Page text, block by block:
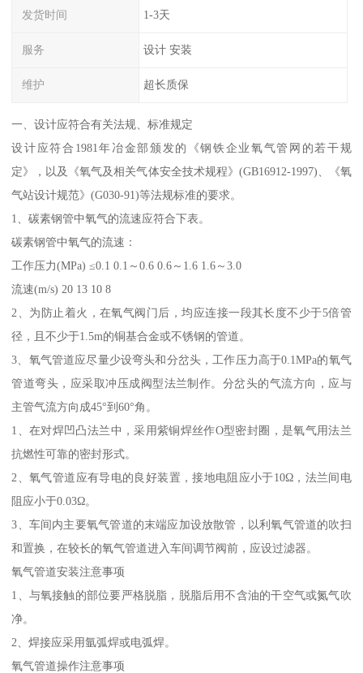
发货时间 1-3天
服务 设计 安装
维护 超长质保
一、设计应符合有关法规、标准规定
设计应符合1981年冶金部颁发的《钢铁企业氧气管网的若干规
定》，以及《氧气及相关气体安全技术规程》(GB16912-1997)、《氧
气站设计规范》(G030-91)等法规标准的要求。
1、碳素钢管中氧气的流速应符合下表。
碳素钢管中氧气的流速：
工作压力(MPa) ≤0.1 0.1～0.6 0.6～1.6 1.6～3.0
流速(m/s) 20 13 10 8
2、为防止着火，在氧气阀门后，均应连接一段其长度不少于5倍管
径，且不少于1.5m的铜基合金或不锈钢的管道。
3、氧气管道应尽量少设弯头和分岔头，工作压力高于0.1MPa的氧气
管道弯头，应采取冲压成阀型法兰制作。分岔头的气流方向，应与
主管气流方向成45°到60°角。
1、在对焊凹凸法兰中，采用紫铜焊丝作O型密封圈，是氧气用法兰
抗燃性可靠的密封形式。
2、氧气管道应有导电的良好装置，接地电阻应小于10Ω，法兰间电
阻应小于0.03Ω。
3、车间内主要氧气管道的末端应加设放散管，以利氧气管道的吹扫
和置换，在较长的氧气管道进入车间调节阀前，应设过滤器。
氧气管道安装注意事项
1、与氧接触的部位要严格脱脂，脱脂后用不含油的干空气或氮气吹
净。
2、焊接应采用氩弧焊或电弧焊。
氧气管道操作注意事项